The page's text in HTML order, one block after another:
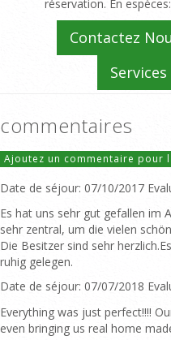
réservation. En espèces
Contactez
commentaires
Ajoutez un commentaire pour
Date de séjour: 07/10/2017
Es hat uns sehr gut gefallen im
sehr zentral, um die vielen
Die Besitzer sind sehr
ruhig gelegen.
Date de séjour: 07/07/2018
Everything was just perfect!!!!
even bringing us real home